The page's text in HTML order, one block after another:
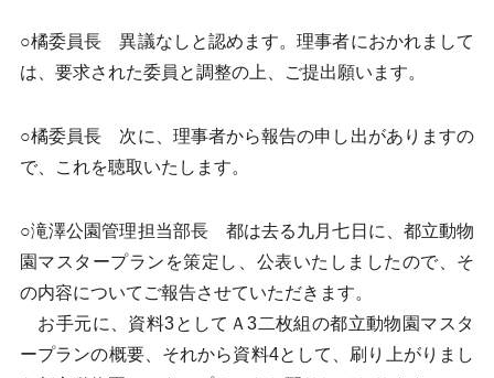
○橘委員長 異議なしと認めます。理事者におかれまして
は、要求された委員と調整の上、ご提出願います。
○橘委員長 次に、理事者から報告の申し出がありますの
で、これを聴取いたします。
○滝澤公園管理担当部長 都は去る九月七日に、都立動物
園マスタープランを策定し、公表いたしましたので、そ
の内容についてご報告させていただきます。
お手元に、資料3としてＡ3二枚組の都立動物園マスタ
ープランの概要、それから資料4として、刷り上がりまし